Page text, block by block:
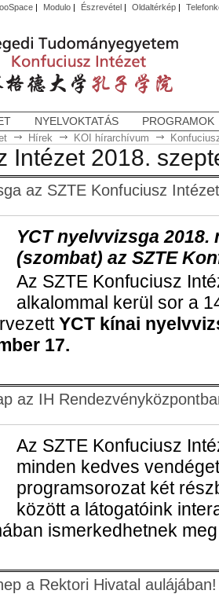
| Modulo| Észrevétel| Oldaltérkép|
NYELVOKTATÁS PROGRAMOK
Hírek KOI hírarchívum
Intézet 2018.
az SZTE Konfuciusz
YCT nyelvvizsga 2018.
(szombat) az SZTE
Az SZTE Konfuciusz
alkalommal kerül sor a
YCT kínai
17.
az IH
Az SZTE Konfuciusz
minden kedves
programsorozat két
között a látogatóink
ismerkedhetnek
a Rektori Hivatal aulájában!